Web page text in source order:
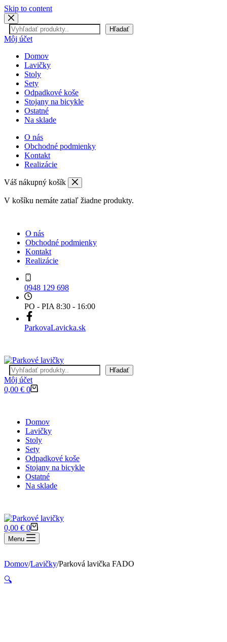
Skip to content
Hľadať Hľadať
Môj účet
Domov
Lavičky
Stoly
Sety
Odpadkové koše
Stojany na bicykle
Ostatné
Na sklade
O nás
Obchodné podmienky
Kontakt
Realizácie
Váš nákupný košík
V košíku nemáte zatiaľ žiadne produkty.
O nás
Obchodné podmienky
Kontakt
Realizácie
0948 129 698
PO - PIA 8:30 - 16:00
ParkovaLavicka.sk
Hľadať Hľadať
Môj účet
Nákupný
0,00 € 0
Domov
Lavičky
Stoly
Sety
Odpadkové koše
Stojany na bicykle
Ostatné
Na sklade
Nákupný
košík
0,00 € 0
Menu
Domov/Lavičky/Parková lavička FADO
🔍